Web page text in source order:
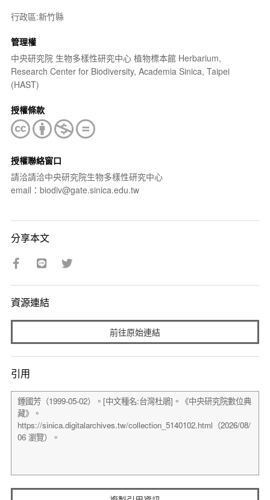
行政區:新竹縣
管理權
中央研究院 生物多樣性研究中心 植物標本館 Herbarium,
Research Center for Biodiversity, Academia Sinica, Taipei
(HAST)
授權條款
授權聯絡窗口
請洽請洽中央研究院生物多樣性研究中心
email：biodiv@gate.sinica.edu.tw
分享本文
資源連結
前往原始連結
引用